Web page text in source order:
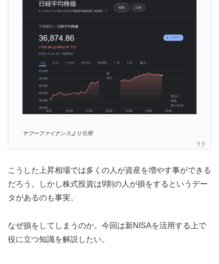
ヤフーファイナンスより引用
こうした上昇相場では多くの人が資産を増やす事ができる
だろう。しかし株式投資は9割の人が損をするというデー
タがあるのも事実。
なぜ損をしてしまうのか。今回は新NISAを活用する上で
役に立つ知識を解説したい。